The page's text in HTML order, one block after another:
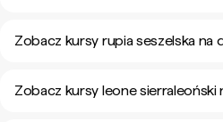
Zobacz kursy rupia seszelska na
Zobacz kursy leone sierraleoński